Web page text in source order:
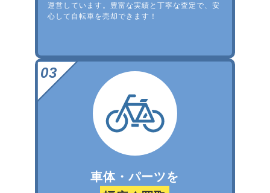
運営しています。豊富な実績と丁寧な査定で、安
心して自転車を売却できます！
車体・パーツを